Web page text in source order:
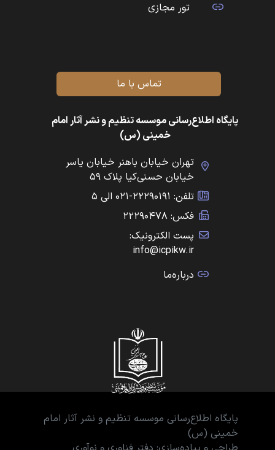
تور مجازی
تماس با ما
پایگاه اطلاع‌رسانی موسسه تنظیم و نشر آثار امام
خمینی (س)
تهران خیابان باهنر خیابان یاسر
خیابان حسنی‌کیا پلاک ۵۹
تلفن: ۲۲۲۹۰۱۹۱-۰۲۱ الی ۵
فکس: ۲۲۲۹۰۴۷۸
پست الکترونیک:
info@icpikw.ir
درباره‌ما
پایگاه اطلاع‌رسانی موسسه تنظیم و نشر آثار امام
خمینی (س)